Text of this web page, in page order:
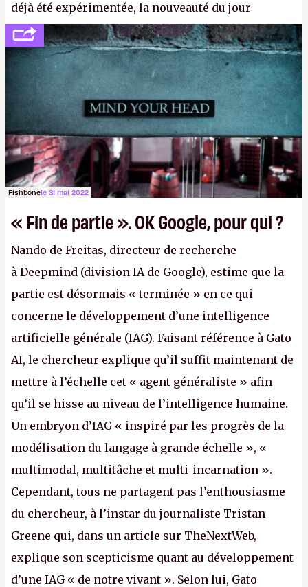
déjà été expérimentée, la nouveauté du jour
concerne le recours à des nœuds distants, pour ne
pas dire un réseau quantique multimédia interactif
(avec l’option Péritel). (
http://cpc.cx/AH432N4
Crédit photo : QuTech / Nature)
Fishbonele 31 mai 2022
« Fin de partie ». OK Google, pour qui ?
Nando de Freitas, directeur de recherche
à Deepmind (division IA de Google), estime que la
partie est désormais « terminée » en ce qui
concerne le développement d’une intelligence
artificielle générale (IAG). Faisant référence à Gato
AI, le chercheur explique qu’il suffit maintenant de
mettre à l’échelle cet « agent généraliste » afin
qu’il se hisse au niveau de l’intelligence humaine.
Un embryon d’IAG « inspiré par les progrès de la
modélisation du langage à grande échelle », «
multimodal, multitâche et multi-incarnation ».
Cependant, tous ne partagent pas l’enthousiasme
du chercheur, à l’instar du journaliste Tristan
Greene qui, dans un article sur TheNextWeb,
explique son scepticisme quant au développement
d’une IAG « de notre vivant ». Selon lui, Gato